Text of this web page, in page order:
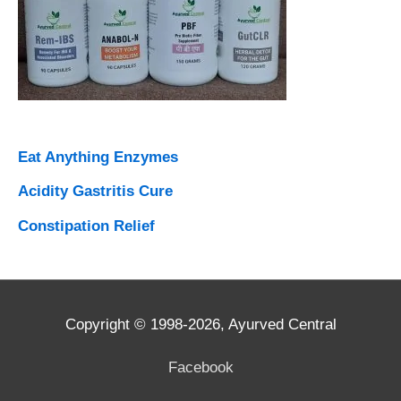
r
:
Eat Anything Enzymes
Acidity Gastritis Cure
Constipation Relief
Copyright © 1998-2026, Ayurved Central
Facebook